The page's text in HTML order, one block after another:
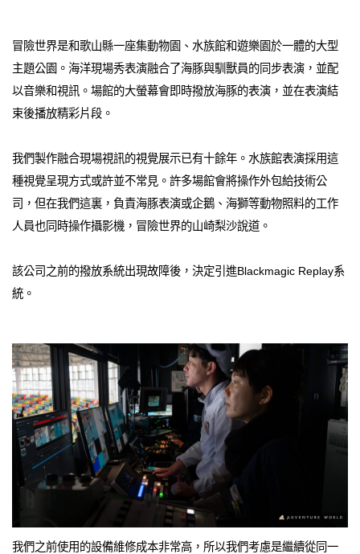
冒險世界是和歌山縣一座集動物園、水族館和遊樂園於一體的大型
主題公園。海洋現場秀表演融合了海豚與馴獸員的同步表演，並配
以音樂和視訊。場館的大螢幕會即時撥放海豚的表演，並在表演結
束後播放精彩片段。
我們製作融合現場視訊的視覺展示已有十餘年。水族館表演採用這
種視覺呈現方式或許並不常見。許多場館會將操作外包給技術公
司，但在我們這裏，負責海豚表演或企鵝、海獅等動物照料的工作
人員也同時操作攝影機，冒險世界的山崎梨沙說道。
該公司之前的撥放系統出現故障後，決定引進Blackmagic Replay系
統。
我們之前使用的設備維修成本非常高，所以我們考慮是繼續從同一